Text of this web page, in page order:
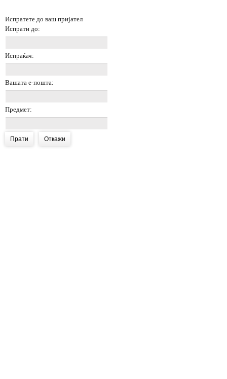
Испратете до ваш пријател
Испрати до:
Испраќач:
Вашата е-пошта:
Предмет:
Прати Откажи